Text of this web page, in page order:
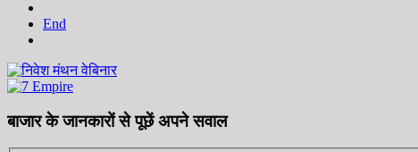
End
बाजार के जानकारों से पूछें अपने सवाल